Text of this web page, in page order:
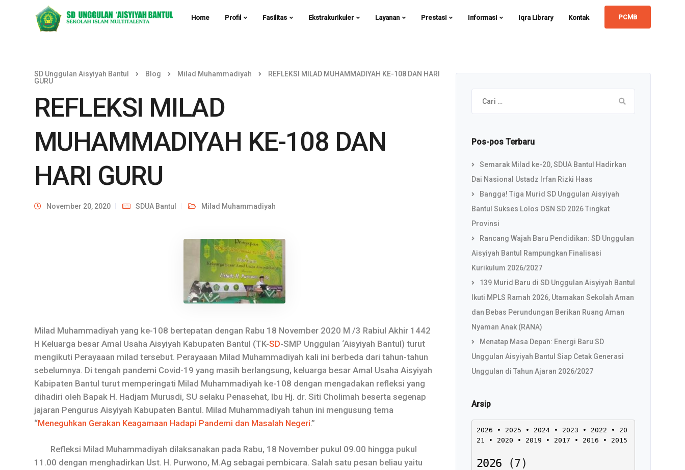
Home Profil Fasilitas Ekstrakurikuler Layanan Prestasi Informasi Iqra Library Kontak PCMB
SD Unggulan Aisyiyah Bantul Blog Milad Muhammadiyah
REFLEKSI MILAD MUHAMMADIYAH KE-108 DAN HARI
GURU
REFLEKSI MILAD
MUHAMMADIYAH KE-108 DAN
HARI GURU
November 20, 2020 SDUA Bantul Milad Muhammadiyah
Milad Muhammadiyah yang ke-108 bertepatan dengan Rabu 18 November 2020 M /3 Rabiul Akhir 1442
H Keluarga besar Amal Usaha Aisyiyah Kabupaten Bantul (TK-SD-SMP Unggulan ‘Aisyiyah Bantul) turut
mengikuti Perayaaan milad tersebut. Perayaaan Milad Muhammadiyah kali ini berbeda dari tahun-tahun
sebelumnya. Di tengah pandemi Covid-19 yang masih berlangsung, keluarga besar Amal Usaha Aisyiyah
Kabipaten Bantul turut memperingati Milad Muhammadiyah ke-108 dengan mengadakan refleksi yang
dihadiri oleh Bapak H. Hadjam Murusdi, SU selaku Penasehat, Ibu Hj. dr. Siti Cholimah beserta segenap
jajaran Pengurus Aisyiyah Kabupaten Bantul. Milad Muhammadiyah tahun ini mengusung tema
“Meneguhkan Gerakan Keagamaan Hadapi Pandemi dan Masalah Negeri.”
Refleksi Milad Muhammadiyah dilaksanakan pada Rabu, 18 November pukul 09.00 hingga pukul
11.00 dengan menghadirkan Ust. H. Purwono, M.Ag sebagai pembicara. Salah satu pesan beliau yaitu
Cari
untuk:
Pos-pos Terbaru
Semarak Milad ke-20, SDUA Bantul Hadirkan
Dai Nasional Ustadz Irfan Rizki Haas
Bangga! Tiga Murid SD Unggulan Aisyiyah
Bantul Sukses Lolos OSN SD 2026 Tingkat
Provinsi
Rancang Wajah Baru Pendidikan: SD Unggulan
Aisyiyah Bantul Rampungkan Finalisasi
Kurikulum 2026/2027
139 Murid Baru di SD Unggulan Aisyiyah Bantul
Ikuti MPLS Ramah 2026, Utamakan Sekolah Aman
dan Bebas Perundungan Berikan Ruang Aman
Nyaman Anak (RANA)
Menatap Masa Depan: Energi Baru SD
Unggulan Aisyiyah Bantul Siap Cetak Generasi
Unggulan di Tahun Ajaran 2026/2027
Arsip
2026 • 2025 • 2024 • 2023 • 2022 • 20
21
• 2020 • 2019 • 2017 • 2016 • 2015
2026 (7 )